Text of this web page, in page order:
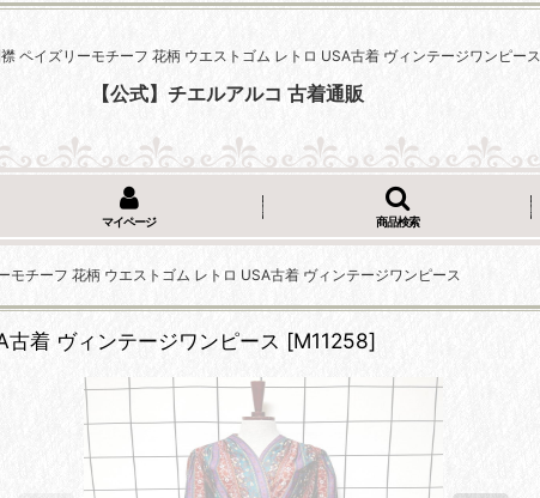
ペイズリーモチーフ 花柄 ウエストゴム レトロ USA古着 ヴィンテージワンピース
【公式】チエルアルコ 古着通販
マイページ 商品検索
モチーフ 花柄 ウエストゴム レトロ USA古着 ヴィンテージワンピース
着 ヴィンテージワンピース [M11258]